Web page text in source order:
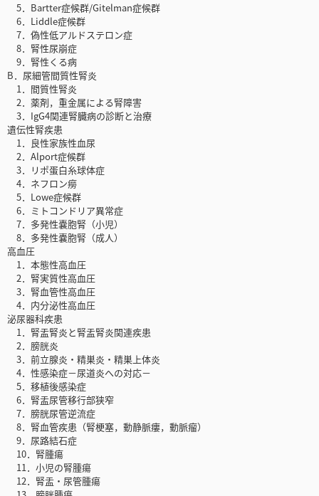
5．Bartter症候群/Gitelman症候群
6．Liddle症候群
7．偽性低アルドステロン症
8．腎性尿崩症
9．腎性くる病
B．尿細管間質性腎炎
1．間質性腎炎
2．薬剤，重金属による腎障害
3．IgG4関連腎臓病の診断と治療
遺伝性腎疾患
1．良性家族性血尿
2．Alport症候群
3．リポ蛋白糸球体症
4．ネフロン癆
5．Lowe症候群
6．ミトコンドリア異常症
7．多発性嚢胞腎（小児）
8．多発性嚢胞腎（成人）
高血圧
1．本態性高血圧
2．腎実質性高血圧
3．腎血管性高血圧
4．内分泌性高血圧
泌尿器科疾患
1．腎盂腎炎と腎盂腎炎関連疾患
2．膀胱炎
3．前立腺炎・精巣炎・精巣上体炎
4．性感染症－尿道炎への対応－
5．移植後感染症
6．腎盂尿管移行部狭窄
7．膀胱尿管逆流症
8．腎血管疾患（腎梗塞，動静脈瘻，動脈瘤）
9．尿路結石症
10．腎腫瘍
11．小児の腎腫瘍
12．腎盂・尿管腫瘍